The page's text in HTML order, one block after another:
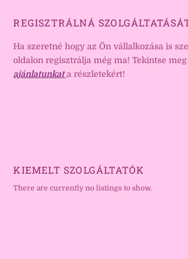
REGISZTRÁLNÁ
Ha szeretné hogy az Ön vállalkozása is
oldalon regisztrálja még ma! Tekintse
ajánlatunkat a részletekért!
KIEMELT SZOLGÁLTATÓK
There are currently no listings to show.